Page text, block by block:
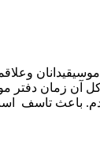
آن زمان دفتر
را درست کردم.